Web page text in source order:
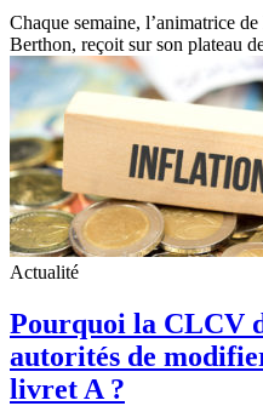
Chaque semaine, l’animatrice
Berthon, reçoit sur son plateau
Actualité
Pourquoi la CLCV
autorités de
livret A ?